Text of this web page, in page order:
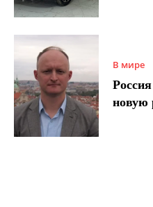
В мире
новую